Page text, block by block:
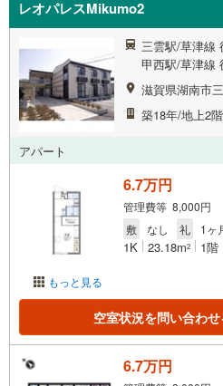
レオパレスMikumo2
三雲駅/草津線
甲西駅/草津線
滋賀県湖南市
築18年/地上2
アパート
もっと見る
6.7万円
管理費等 8,000円
敷
なし 礼 1ヶ
1K 23.18m2 1階
空室状況を問い合わせ
6.7万円